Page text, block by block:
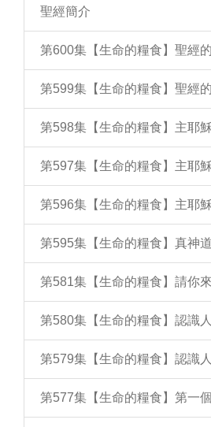
聖經簡介
第600集【生命的糧食】聖經
第599集【生命的糧食】聖經
第598集【生命的糧食】主耶
第597集【生命的糧食】主耶
第596集【生命的糧食】主耶
第595集【生命的糧食】真神
第581集【生命的糧食】請你
第580集【生命的糧食】認識
第579集【生命的糧食】認識
第577集【生命的糧食】第一